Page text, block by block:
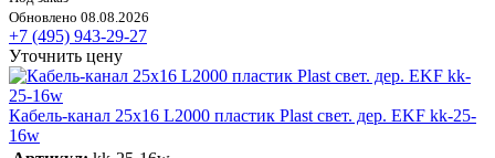
Обновлено 08.08.2026
+7 (495) 943-29-27
Уточнить цену
Кабель-канал 25х16 L2000 пластик Plast свет. дер. EKF kk-25-
16w